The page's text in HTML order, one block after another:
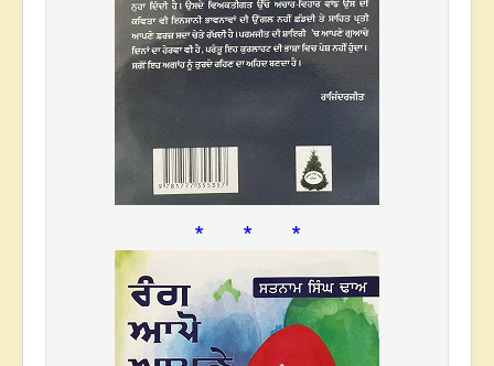
* * *